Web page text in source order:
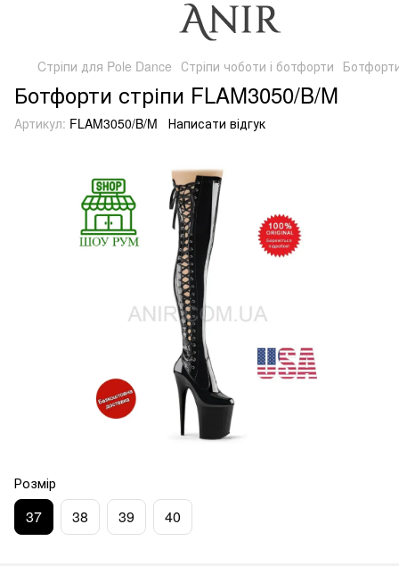
Cтріпи для Pole Dance Стріпи чоботи і ботфорти
Ботфорти стріпи FLAM3050/B/M
Артикул: FLAM3050/B/M Написати відгук
Розмір
37 38 39 40